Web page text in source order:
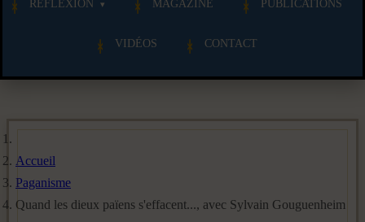
RÉFLEXION MAGAZINE PUBLICATIONS
VIDÉOS CONTACT
Accueil
Paganisme
Quand les dieux païens s'effacent..., avec Sylvain Gouguenheim